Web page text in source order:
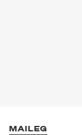
MAILEG